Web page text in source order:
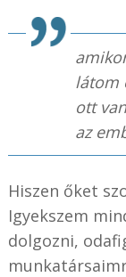
látom
ott
az
Hiszen őket
Igyekszem
dolgozni,